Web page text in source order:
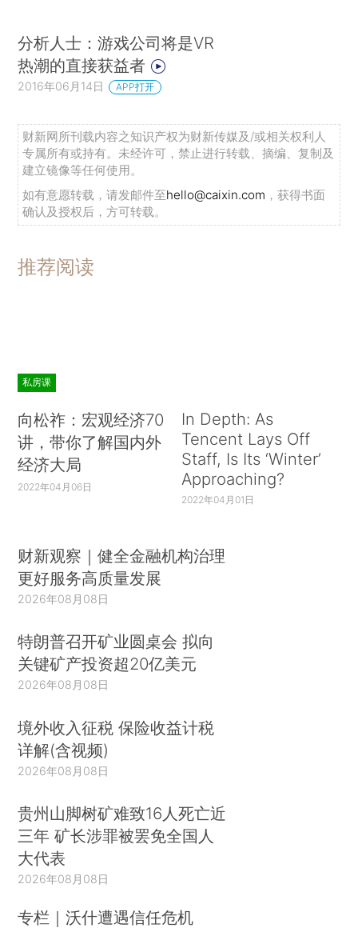
分析人士：游戏公司将是VR
热潮的直接获益者
2016年06月14日 APP打开
财新网所刊载内容之知识产权为财新传媒及/或相关权利人
专属所有或持有。未经许可，禁止进行转载、摘编、复制及
建立镜像等任何使用。
如有意愿转载，请发邮件至hello@caixin.com ，获得书面
确认及授权后，方可转载。
推荐阅读
私房课
向松祚：宏观经济70
讲，带你了解国内外
经济大局
2022年04月06日
In Depth: As
Tencent Lays Off
Staff, Is Its ‘Winter’
Approaching?
2022年04月01日
财新观察｜健全金融机构治理
更好服务高质量发展
2026年08月08日
特朗普召开矿业圆桌会 拟向
关键矿产投资超20亿美元
2026年08月08日
境外收入征税 保险收益计税
详解(含视频)
2026年08月08日
贵州山脚树矿难致16人死亡近
三年 矿长涉罪被罢免全国人
大代表
2026年08月08日
专栏｜沃什遭遇信任危机